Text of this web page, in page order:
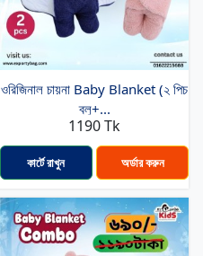
ওরিজিনাল চায়না Baby Blanket (২ পিচ
ব্লু+...
1190 Tk
কার্টে রাখুন অর্ডার করুন